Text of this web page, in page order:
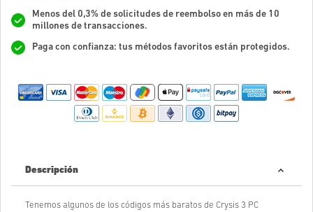
Menos del 0,3% de solicitudes de reembolso en más de 10
millones de transacciones.
Paga con confianza: tus métodos favoritos están protegidos.
Descripción
Tenemos algunos de los códigos más baratos de Crysis 3 PC